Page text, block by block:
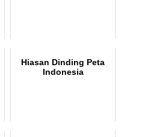
Hiasan Dinding Peta
Indonesia